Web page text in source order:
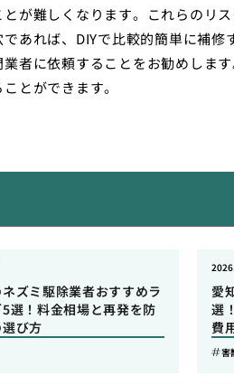
が難しくなります。これらのリ
あれば、DIYで比較的簡単に補
者に依頼することをお勧めしま
とができます。
ズミ駆除業者おすすめラ
選！料金相場と再発を防
び方
愛
選
費
害